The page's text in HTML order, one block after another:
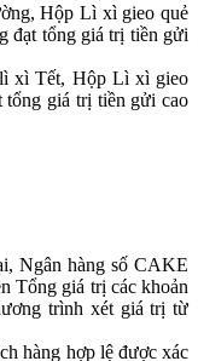
Hộp Lì xì gieo quẻ
đạt tổng giá trị tiền gửi
xì Tết, Hộp Lì xì gieo
tổng giá trị tiền gửi cao
Ngân hàng số CAKE
Tổng giá trị các khoản
trình xét giá trị từ
hàng hợp lệ được xác